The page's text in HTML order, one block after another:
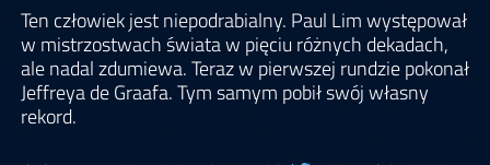
Ten człowiek jest niepodrabialny. Paul Lim występował
w mistrzostwach świata w pięciu różnych dekadach,
ale nadal zdumiewa. Teraz w pierwszej rundzie pokonał
Jeffreya de Graafa. Tym samym pobił swój własny
rekord.